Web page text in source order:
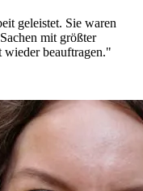
geleistet. Sie waren
mit größter
wieder beauftragen."